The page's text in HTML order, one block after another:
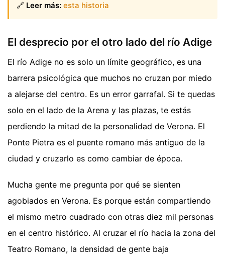
🔗 Leer más: esta historia
El desprecio por el otro lado del río Adige
El río Adige no es solo un límite geográfico, es una
barrera psicológica que muchos no cruzan por miedo
a alejarse del centro. Es un error garrafal. Si te quedas
solo en el lado de la Arena y las plazas, te estás
perdiendo la mitad de la personalidad de Verona. El
Ponte Pietra es el puente romano más antiguo de la
ciudad y cruzarlo es como cambiar de época.
Mucha gente me pregunta por qué se sienten
agobiados en Verona. Es porque están compartiendo
el mismo metro cuadrado con otras diez mil personas
en el centro histórico. Al cruzar el río hacia la zona del
Teatro Romano, la densidad de gente baja